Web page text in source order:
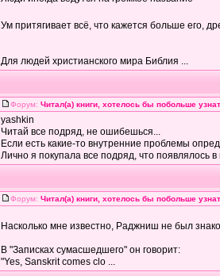
Ум притягивает всё, что кажется больше его,
Для людей христианского мира Библия ...
Форум: Читал(а) книги, хотелось бы побольше
yashkin
Читай все подряд, не ошибешься...
Если есть какие-то внутренние проблемы
Лично я покупала все подряд, что появлялось
Форум: Читал(а) книги, хотелось бы побольше
Насколько мне известно, Раджниш не был
В "Записках сумасшедшего" он говорит:
"Yes, Sanskrit comes clo ...